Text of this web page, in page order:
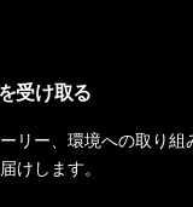
受け取る
リー、環境への取り組
けします。